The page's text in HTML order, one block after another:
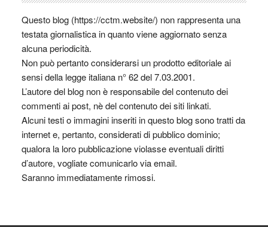
Questo blog (https://cctm.website/) non rappresenta una
testata giornalistica in quanto viene aggiornato senza
alcuna periodicità.
Non può pertanto considerarsi un prodotto editoriale ai
sensi della legge italiana n° 62 del 7.03.2001.
L’autore del blog non è responsabile del contenuto dei
commenti ai post, nè del contenuto dei siti linkati.
Alcuni testi o immagini inseriti in questo blog sono tratti da
internet e, pertanto, considerati di pubblico dominio;
qualora la loro pubblicazione violasse eventuali diritti
d’autore, vogliate comunicarlo via email.
Saranno immediatamente rimossi.